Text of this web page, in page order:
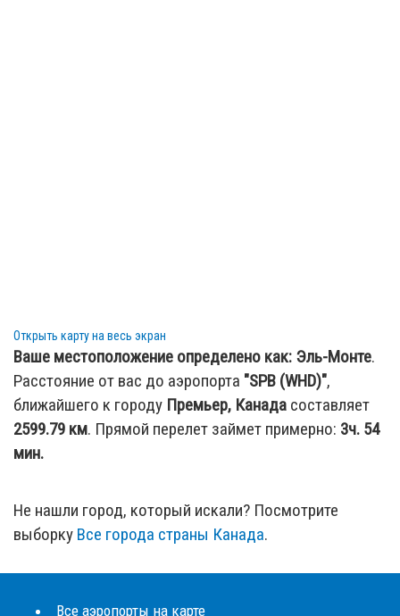
Открыть карту на весь экран
Ваше местоположение определено как: Эль-Монте.
Расстояние от вас до аэропорта "SPB (WHD)",
ближайшего к городу Премьер, Канада составляет
2599.79 км. Прямой перелет займет примерно: 3ч. 54
мин.
Не нашли город, который искали? Посмотрите
выборку Все города страны Канада.
Все аэропорты на карте